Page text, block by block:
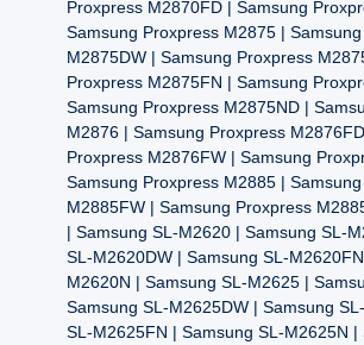
Proxpress M2870FD | Samsung
Samsung Proxpress M2875 |
M2875DW | Samsung Proxpress
Proxpress M2875FN | Samsung
Samsung Proxpress M2875ND |
M2876 | Samsung Proxpress
Proxpress M2876FW | Samsung
Samsung Proxpress M2885 |
M2885FW | Samsung Proxpress
| Samsung SL-M2620 | Samsung SL-
SL-M2620DW | Samsung SL-
M2620N | Samsung SL-M2625 |
Samsung SL-M2625DW | Samsung
SL-M2625FN | Samsung SL-M2625N |